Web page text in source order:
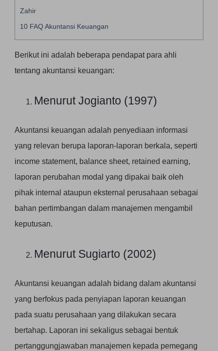
Zahir
10 FAQ Akuntansi Keuangan
Berikut ini adalah beberapa pendapat para ahli
tentang akuntansi keuangan:
Menurut Jogianto (1997)
Akuntansi keuangan adalah penyediaan informasi
yang relevan berupa laporan-laporan berkala, seperti
income statement, balance sheet, retained earning,
laporan perubahan modal yang dipakai baik oleh
pihak internal ataupun eksternal perusahaan sebagai
bahan pertimbangan dalam manajemen mengambil
keputusan.
Menurut Sugiarto (2002)
Akuntansi keuangan adalah bidang dalam akuntansi
yang berfokus pada penyiapan laporan keuangan
pada suatu perusahaan yang dilakukan secara
bertahap. Laporan ini sekaligus sebagai bentuk
pertanggungjawaban manajemen kepada pemegang